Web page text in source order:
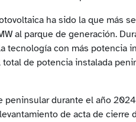
ha sido la que más
al parque de generación.
tecnología con más potencia
total de potencia instalada
durante el año
de acta de cierre